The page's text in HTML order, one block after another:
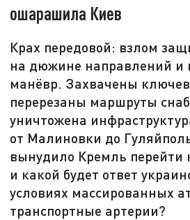
ошарашила Киев
Крах передовой: взлом
на дюжине направлений
манёвр. Захвачены
перерезаны маршруты
уничтожена
от Малиновки до
вынудило Кремль перейти
и какой будет ответ
условиях массированных
транспортные артерии?